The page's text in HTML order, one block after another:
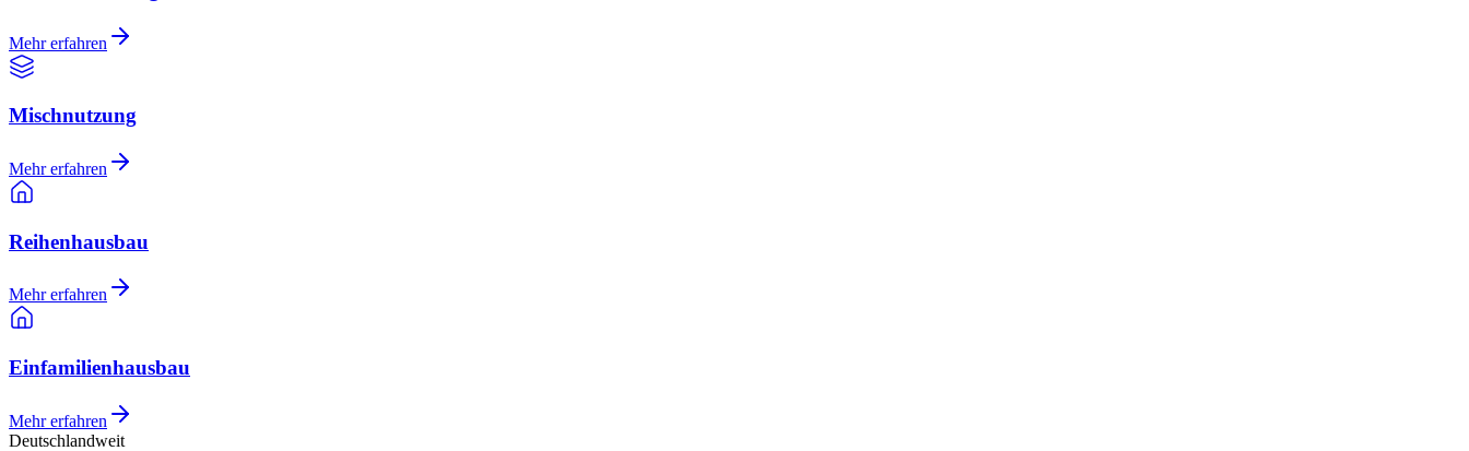
Mehr erfahren
Mischnutzung
Mehr erfahren
Reihenhausbau
Mehr erfahren
Einfamilienhausbau
Mehr erfahren
Deutschlandweit